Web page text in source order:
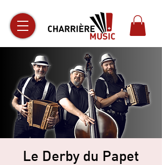
Le Derby du Papet